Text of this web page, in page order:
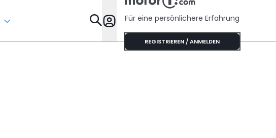
Specials
Für eine persönlichere Erfahrung
REGISTRIEREN / ANMELDEN